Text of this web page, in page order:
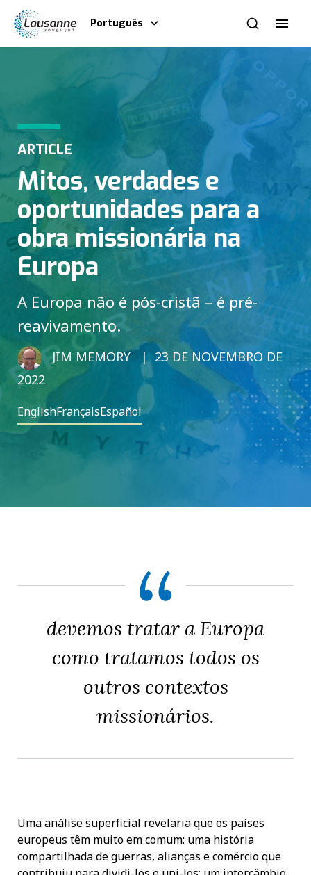
Português
ARTICLE
Mitos, verdades e
oportunidades para a
obra missionária na
Europa
A Europa não é pós-cristã – é pré-
reavivamento.
JIM MEMORY
23 DE NOVEMBRO DE
2022
EnglishFrançaisEspañol
devemos tratar a Europa
como tratamos todos os
outros contextos
missionários.
Uma análise superficial revelaria que os países
europeus têm muito em comum: uma história
compartilhada de guerras, alianças e comércio que